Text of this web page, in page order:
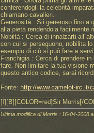
conferendogli la celebrità
chiamano cavalieri.
Generosità : Sii generoso fino a
alla pietà rendendola facilmente
Nobiltà : Cerca di innalzarti
con cui si perseguono, nobilita
esempio di ciò si può fare a
Franchigia : Cerca di prendere
fare. Non limitare la tua visione
questo antico codice, sarai
Fonte: http://www.camelot-irc.it/
[I][B][COLOR=red]Sir Morris[/
Ultima modifica di Morris : 16-04-2008